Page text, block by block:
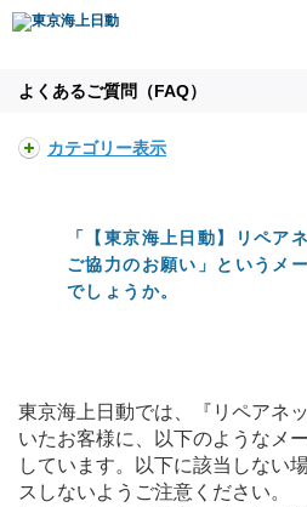
よくあるご質問（FAQ）
カテゴリー表示
「【東京海上日動】リペア
ご協力のお願い」というメ
でしょうか。
東京海上日動では、『リペアネ
いたお客様に、以下のようなメ
しています。以下に該当しない
スしないようご注意ください。